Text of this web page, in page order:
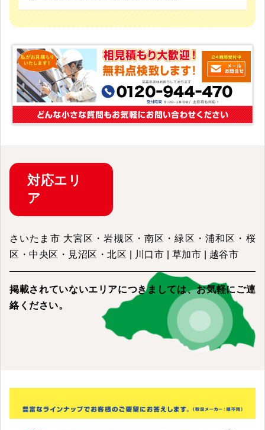
対応エリ
ア
さいたま市 大宮区・岩槻区・南区・緑区・浦和区・桜
区・中央区・見沼区・北区 | 川口市 | 草加市 | 越谷市
掲載されていないエリアにつきましては、お気軽にご連
絡ください。